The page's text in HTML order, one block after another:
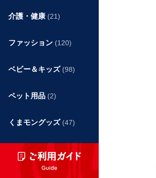
介護・健康 (21)
ファッション (120)
ベビー＆キッズ (98)
ペット用品 (2)
くまモングッズ (47)